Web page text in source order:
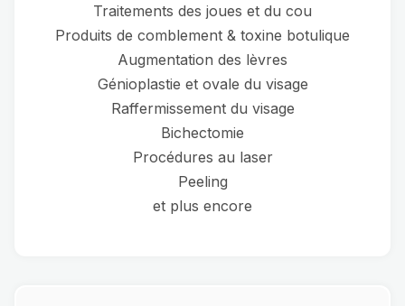
Traitements des joues et du cou
Produits de comblement & toxine botulique
Augmentation des lèvres
Génioplastie et ovale du visage
Raffermissement du visage
Bichectomie
Procédures au laser
Peeling
et plus encore